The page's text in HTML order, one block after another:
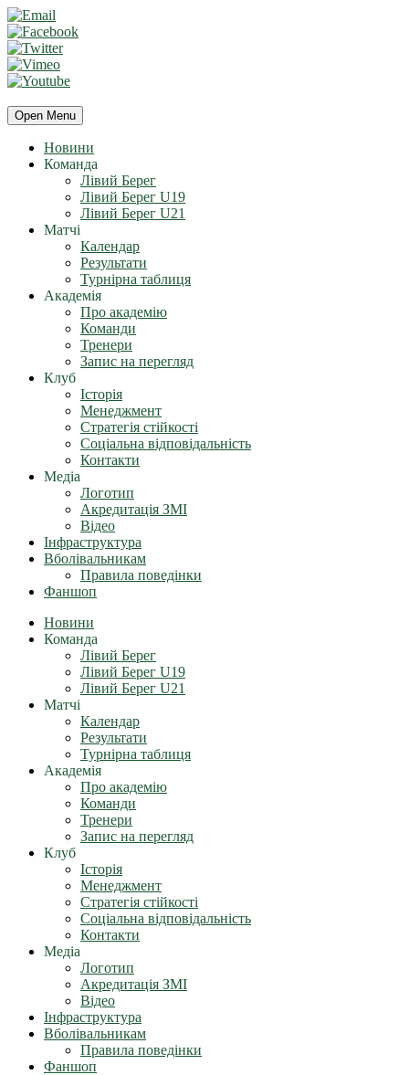
Open Menu
Новини
Команда
Лівий Берег
Лівий Берег U19
Лівий Берег U21
Матчі
Календар
Результати
Турнірна таблиця
Академія
Про академію
Команди
Тренери
Запис на перегляд
Клуб
Історія
Менеджмент
Стратегія стійкості
Соціальна відповідальність
Контакти
Медіа
Логотип
Акредитація ЗМІ
Відео
Інфраструктура
Вболівальникам
Правила поведінки
Фаншоп
Новини
Команда
Лівий Берег
Лівий Берег U19
Лівий Берег U21
Матчі
Календар
Результати
Турнірна таблиця
Академія
Про академію
Команди
Тренери
Запис на перегляд
Клуб
Історія
Менеджмент
Стратегія стійкості
Соціальна відповідальність
Контакти
Медіа
Логотип
Акредитація ЗМІ
Відео
Інфраструктура
Вболівальникам
Правила поведінки
Фаншоп